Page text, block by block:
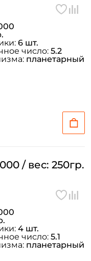
6 шт.
число: 5.2
планетарный
/ вес: 250гр.
4 шт.
число: 5.1
планетарный